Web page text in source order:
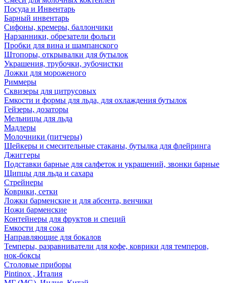
Посуда и Инвентарь
Барный инвентарь
Сифоны, кремеры, баллончики
Нарзанники, обрезатели фольги
Пробки для вина и шампанского
Штопоры, открывалки для бутылок
Украшения, трубочки, зубочистки
Ложки для мороженого
Риммеры
Сквизеры для цитрусовых
Емкости и формы для льда, для охлаждения бутылок
Гейзеры, дозаторы
Мельницы для льда
Мадлеры
Молочники (питчеры)
Шейкеры и смесительные стаканы, бутылка для флейринга
Джиггеры
Подставки барные для салфеток и украшений, звонки барные
Щипцы для льда и сахара
Стрейнеры
Коврики, сетки
Ложки барменские и для абсента, венчики
Ножи барменские
Контейнеры для фруктов и специй
Емкости для сока
Направляющие для бокалов
Темперы, разравниватели для кофе, коврики для темперов,
нок-боксы
Столовые приборы
Pintinox , Италия